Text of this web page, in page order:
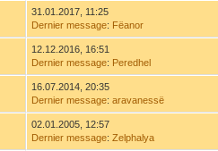
31.01.2017, 11:25
Dernier message: Fëanor
12.12.2016, 16:51
Dernier message: Peredhel
16.07.2014, 20:35
Dernier message:aravanessë
02.01.2005, 12:57
Dernier message:Zelphalya